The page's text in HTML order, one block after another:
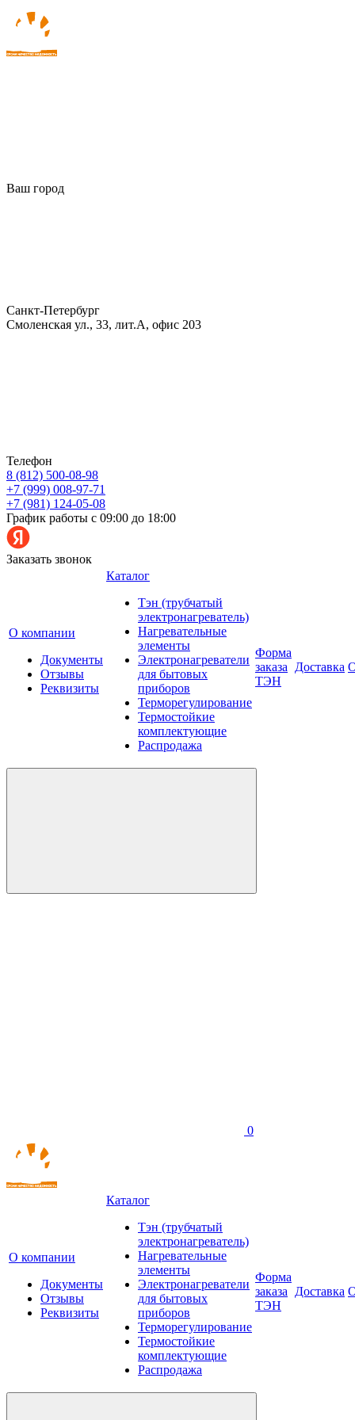
Ваш город
Санкт-Петербург
Смоленская ул., 33, лит.А, офис 203
Телефон
8 (812) 500-08-98
+7 (999) 008-97-71
+7 (981) 124-05-08
График работы с 09:00 до 18:00
Заказать звонок
О компании
Документы
Отзывы
Реквизиты
Каталог
Тэн (трубчатый
электронагреватель)
Нагревательные
элементы
Электронагреватели
для бытовых
приборов
Терморегулирование
Термостойкие
комплектующие
Распродажа
Форма
заказа
ТЭН
Доставка
0
О компании
Документы
Отзывы
Реквизиты
Каталог
Тэн (трубчатый
электронагреватель)
Нагревательные
элементы
Электронагреватели
для бытовых
приборов
Терморегулирование
Термостойкие
комплектующие
Распродажа
Форма
заказа
ТЭН
Доставка